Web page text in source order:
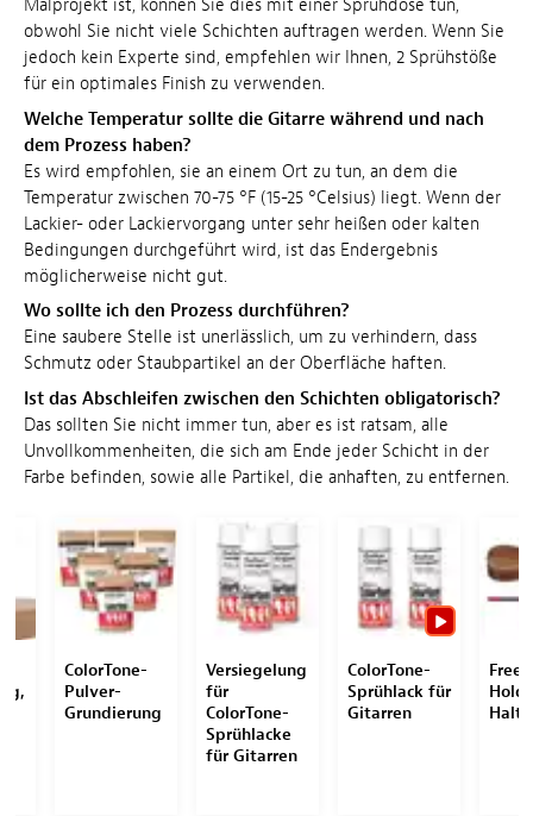
Malprojekt ist, können Sie dies mit einer Sprühdose tun,
obwohl Sie nicht viele Schichten auftragen werden. Wenn Sie
jedoch kein Experte sind, empfehlen wir Ihnen, 2 Sprühstöße
für ein optimales Finish zu verwenden.
Welche Temperatur sollte die Gitarre während und nach
dem Prozess haben?
Es wird empfohlen, sie an einem Ort zu tun, an dem die
Temperatur zwischen 70-75 °F (15-25 °Celsius) liegt. Wenn der
Lackier- oder Lackiervorgang unter sehr heißen oder kalten
Bedingungen durchgeführt wird, ist das Endergebnis
möglicherweise nicht gut.
Wo sollte ich den Prozess durchführen?
Eine saubere Stelle ist unerlässlich, um zu verhindern, dass
Schmutz oder Staubpartikel an der Oberfläche haften.
Ist das Abschleifen zwischen den Schichten obligatorisch?
Das sollten Sie nicht immer tun, aber es ist ratsam, alle
Unvollkommenheiten, die sich am Ende jeder Schicht in der
Farbe befinden, sowie alle Partikel, die anhaften, zu entfernen.
ColorTone-
Pulver-
Grundierung
Versiegelung
für
ColorTone-
Sprühlacke
für Gitarren
ColorTone-
Sprühlack für
Gitarren